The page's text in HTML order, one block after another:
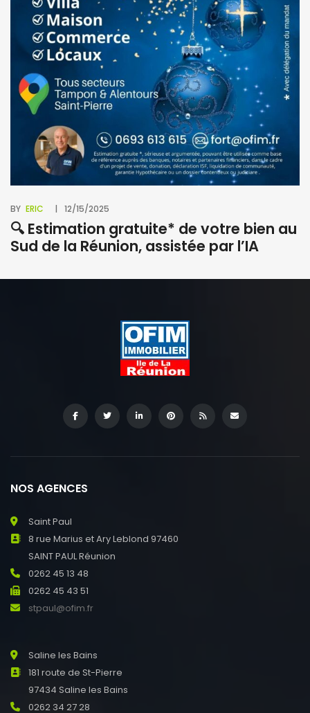
BY ERIC 12/15/2025
🔍 Estimation gratuite* de votre bien au
Sud de la Réunion, assistée par l’IA
NOS AGENCES
Saint Paul
8 rue Marius et Ary Leblond 97460
SAINT PAUL Réunion
0262 45 13 48
0262 45 43 51
stpaul@ofim.fr
Saline les Bains
181 route de St-Pierre
97434 Saline les Bains
0262 34 27 28